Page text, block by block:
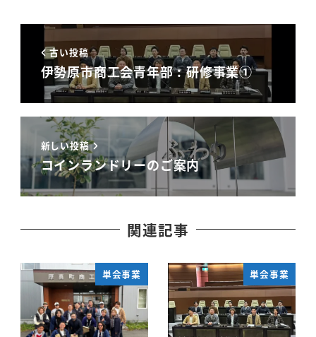
古い投稿
伊勢原市商工会青年部 : 研修事業①
新しい投稿
コインランドリーのご案内
関連記事
単会事業 単会事業